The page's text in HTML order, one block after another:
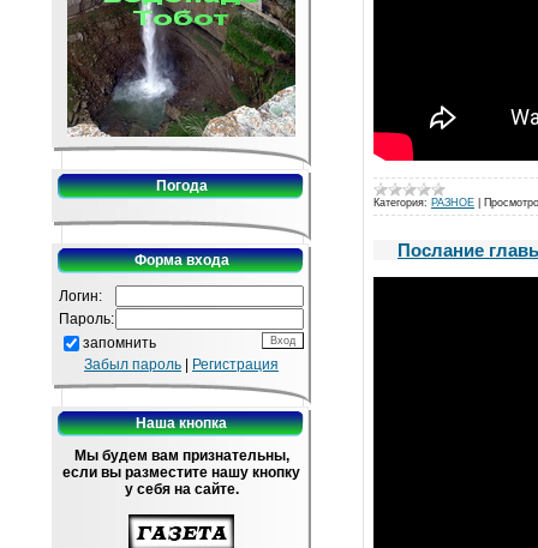
Погода
Форма входа
Логин:
Пароль:
запомнить
Забыл пароль
Регистрация
Наша кнопка
Мы будем вам признательны,
если вы разместите нашу кнопку
у себя на сайте.
Категория: РАЗНОЕ
Послание